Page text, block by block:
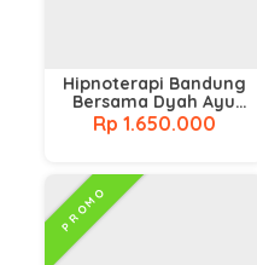
Hipnoterapi Bandung
Bersama Dyah Ayu
Firsty
Rp 1.650.000
PROMO